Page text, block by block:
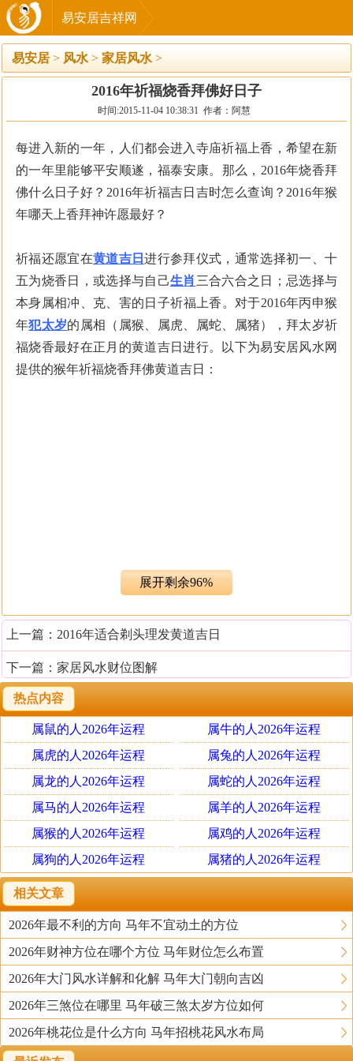
易安居吉祥网
易安居 > 风水 > 家居风水 >
2016年祈福烧香拜佛好日子
时间:2015-11-04 10:38:31 作者：阿慧
每进入新的一年，人们都会进入寺庙祈福上香，希望在新
的一年里能够平安顺遂，福泰安康。那么，2016年烧香拜
佛什么日子好？2016年祈福吉日吉时怎么查询？2016年猴
年哪天上香拜神许愿最好？
祈福还愿宜在黄道吉日进行参拜仪式，通常选择初一、十
五为烧香日，或选择与自己生肖 三合六合之日；忌选择与
本身属相冲、克、害的日子祈福上香。对于2016年丙申猴
年犯太岁的属相（属猴、属虎、属蛇、属猪），拜太岁祈
福烧香最好在正月的黄道吉日进行。以下为易安居风水网
提供的猴年祈福烧香拜佛黄道吉日：
1、进入寺庙拜佛，或在家烧香祈福，服装鞋帽以整洁为
宜。不可服装不整，特别是女士，入佛堂切不可穿过分暴
露的服装，也不可浓妆艳抹。入佛堂不得吸烟、嚼口香
糖，打闹嬉戏等。
2、在祈福烧香拜佛之前，要做好沐浴净身，以洁净的身心
进入寺庙，以表示对佛的敬重。同时还要注意女人在月事
期间，不得进庙拜佛烧香，也不宜举行祈福仪式。
2016年每月祈福黄道吉日：
2016年1月祈福吉日在线查询
2016年1月02日黄历 农历2015年11月23日 癸未日 冲牛
(丁丑)煞西
2016年1月05日黄历 农历2015年11月26日 丙戍日 冲龙
(庚辰)煞北
2016年1月06日黄历 农历2015年11月27日 丁亥日 冲蛇
(辛已)煞西
2016年1月07日黄历 农历2015年11月28日 戊子日 冲马
展开剩余96%
上一篇： 2016年适合剃头理发黄道吉日
下一篇： 家居风水财位图解
热点内容
属鼠的人2026年运程
属牛的人2026年运程
属虎的人2026年运程
属兔的人2026年运程
属龙的人2026年运程
属蛇的人2026年运程
属马的人2026年运程
属羊的人2026年运程
属猴的人2026年运程
属鸡的人2026年运程
属狗的人2026年运程
属猪的人2026年运程
相关文章
2026年最不利的方向 马年不宜动土的方位
2026年财神方位在哪个方位 马年财位怎么布置
2026年大门风水详解和化解 马年大门朝向吉凶
2026年三煞位在哪里 马年破三煞太岁方位如何
2026年桃花位是什么方向 马年招桃花风水布局